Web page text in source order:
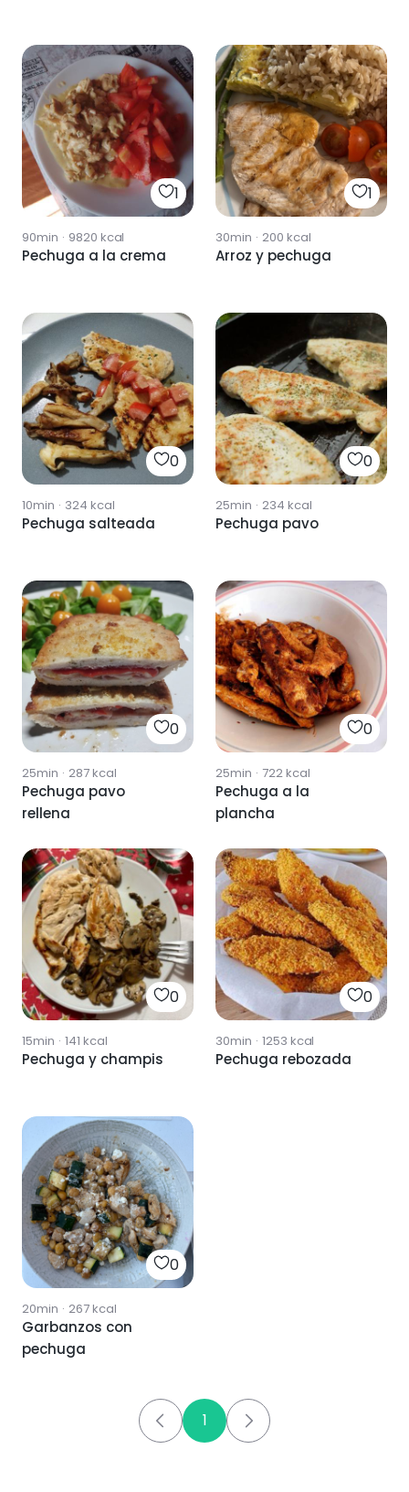
1
90min · 9820 kcal
Pechuga a la crema
1
30min · 200 kcal
Arroz y pechuga
0
10min · 324 kcal
Pechuga salteada
0
25min · 234 kcal
Pechuga pavo
0
25min · 287kcal
Pechuga pavo
rellena
0
25min · 722kcal
Pechuga a la
plancha
0
15min · 141 kcal
Pechuga y champis
0
30min · 1253 kcal
Pechuga rebozada
0
20min · 267kcal
Garbanzos con
pechuga
1